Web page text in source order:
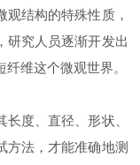
结构的特殊性质，
研究人员逐渐开发出
维这个微观世界。
度、直径、形状、
方法，才能准确地测